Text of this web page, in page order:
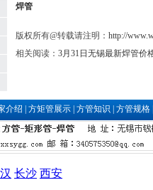
焊管
版权所有@转载请注明： http://
相关阅读： 3月31日无锡最新焊管价
介绍 方矩管展示| 方管知识 方管规格
长沙 西安